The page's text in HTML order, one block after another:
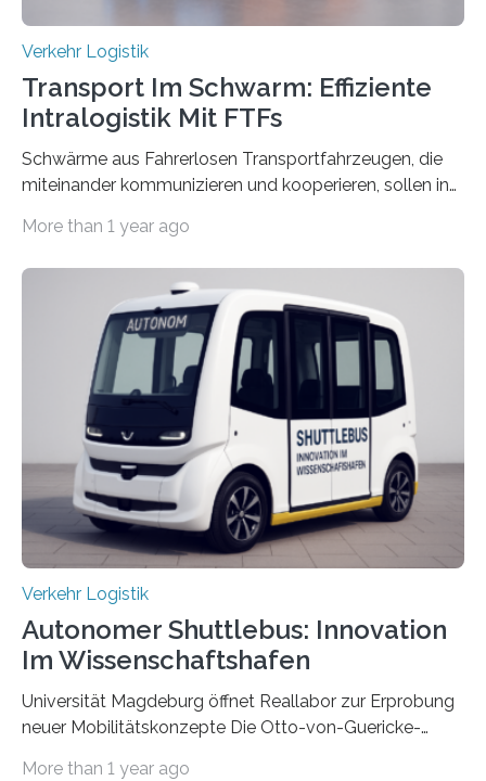
Verkehr Logistik
Transport Im Schwarm: Effiziente
Intralogistik Mit FTFs
Schwärme aus Fahrerlosen Transportfahrzeugen, die
miteinander kommunizieren und kooperieren, sollen in
An dieser innovativen Idee arbeiten Forschende aus
das Fraunhofer Institut für Integrierte Schaltungen IIS
die kommunikationstechnische Umsetzung erforscht,
untersucht das IPH – Institut für Integrierte Produktion
Hannover gGmbH anhand von
Materialflusssimulationen, ob die dezentrale Steuerung
effizienter ist als die zentrale Steuerung. Dafür sucht
das IPH noch Unternehmen, die Interesse daran haben,
am realen Beispiel ihrer Fabrik…
More than 1 year ago
Verkehr Logistik
Autonomer Shuttlebus: Innovation
Im Wissenschaftshafen
Universität Magdeburg öffnet Reallabor zur Erprobung
neuer Mobilitätskonzepte Die Otto-von-Guericke-
More than 1 year ago